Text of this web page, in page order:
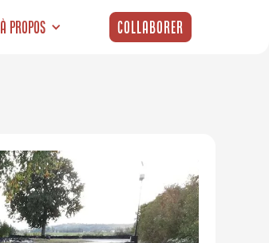
À propos Collaborer